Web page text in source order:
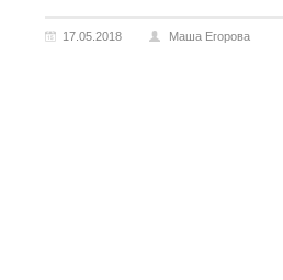
17.05.2018 Маша Егорова